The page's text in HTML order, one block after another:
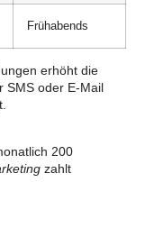
Frühabends
erhöht die
SMS oder E-Mail
200
zahlt